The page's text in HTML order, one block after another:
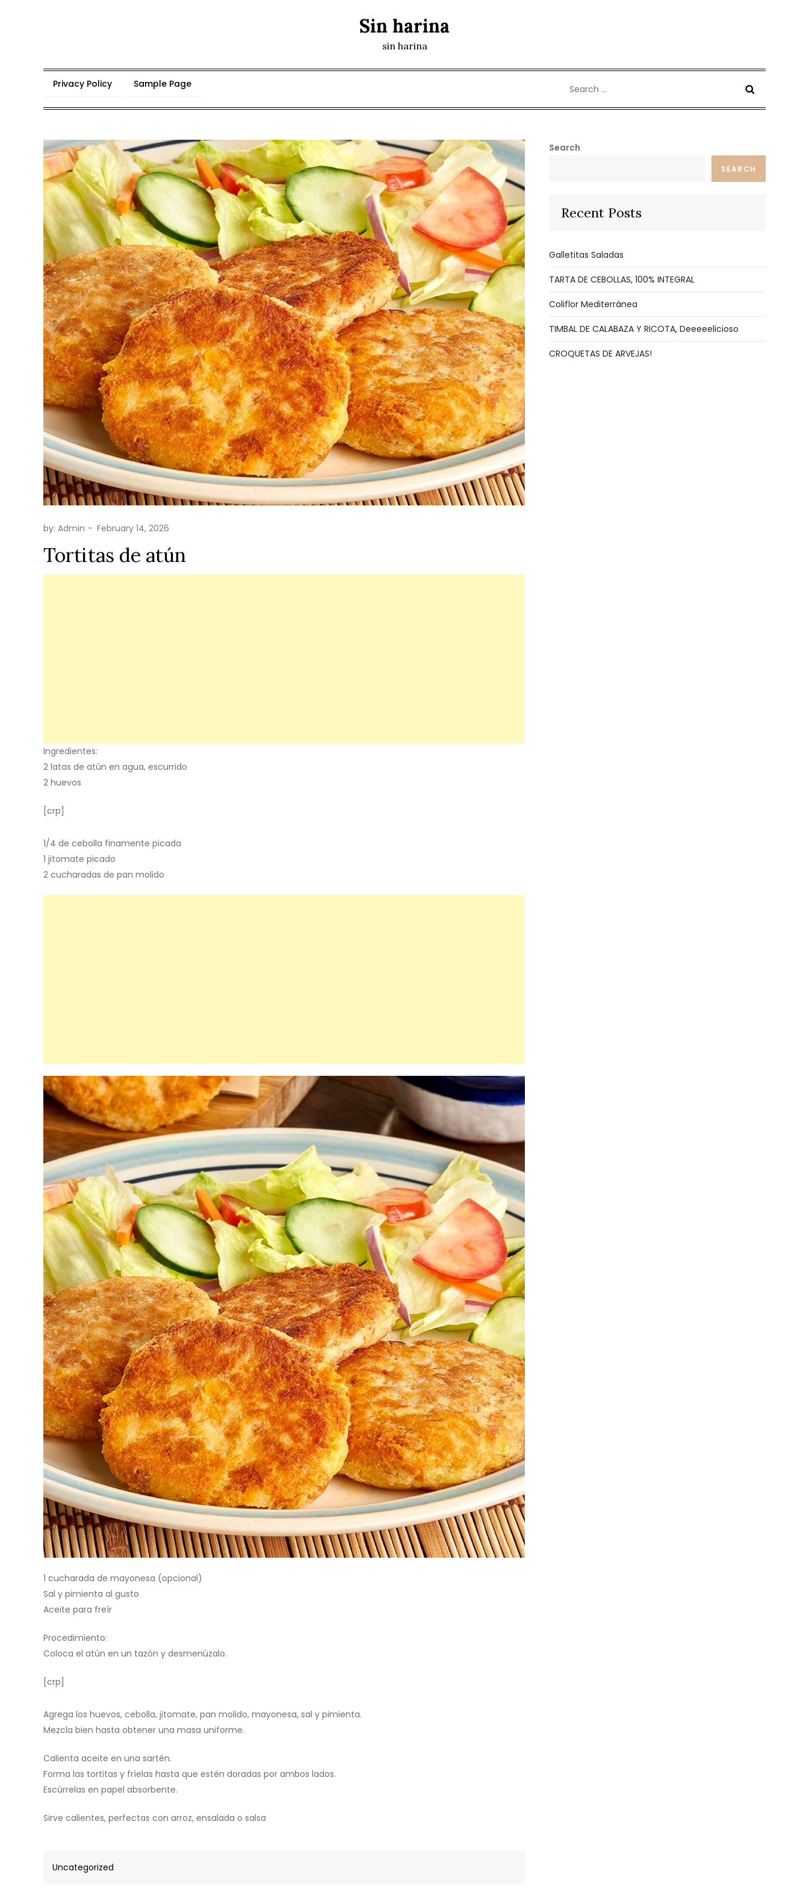
Sin harina
sin harina
Privacy Policy Sample Page
for:
by: Admin
Tortitas de atún
Ingredientes:
2 latas de atún en agua, escurrido
2 huevos
[crp]
1/4 de cebolla finamente picada
1 jitomate picado
2 cucharadas de pan molido
1 cucharada de mayonesa (opcional)
Sal y pimienta al gusto
Aceite para freír
Procedimiento:
Coloca el atún en un tazón y desmenúzalo.
[crp]
Agrega los huevos, cebolla, jitomate, pan molido, mayonesa, sal y pimienta.
Mezcla bien hasta obtener una masa uniforme.
Calienta aceite en una sartén.
Forma las tortitas y fríelas hasta que estén doradas por ambos lados.
Escúrrelas en papel absorbente.
Sirve calientes, perfectas con arroz, ensalada o salsa
Uncategorized
Search
SEARCH
Recent Posts
Galletitas Saladas
TARTA DE CEBOLLAS, 100% INTEGRAL
Coliflor Mediterránea
TIMBAL DE CALABAZA Y RICOTA, Deeeeelicioso
CROQUETAS DE ARVEJAS!